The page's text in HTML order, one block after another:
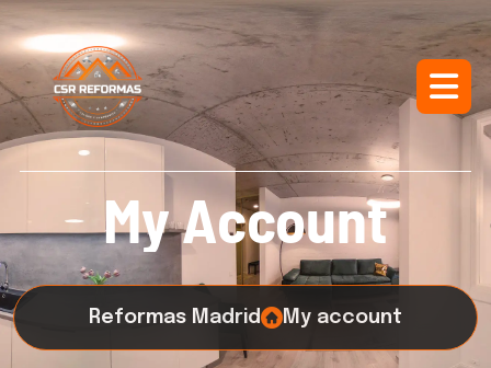
MyAccount
Reformas Madrid My account